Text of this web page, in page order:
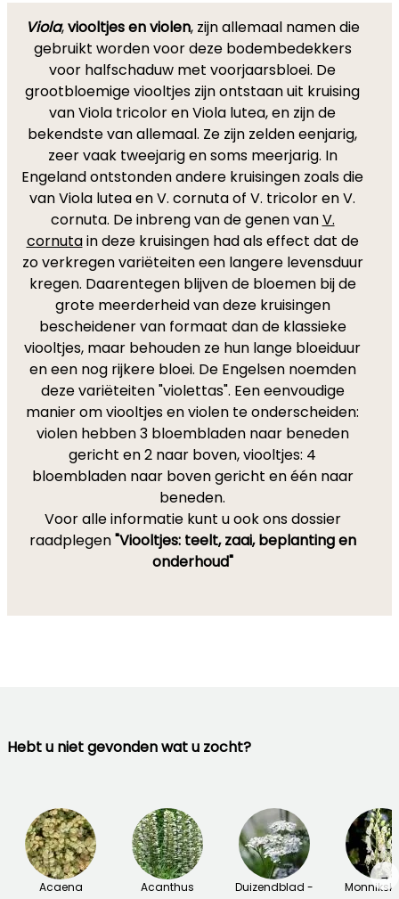
Viola,viooltjes en violen, zijn allemaal namen die
gebruikt worden voor deze bodembedekkers
voor halfschaduw met voorjaarsbloei. De
grootbloemige viooltjes zijn ontstaan uit kruising
van Viola tricolor en Viola lutea, en zijn de
bekendste van allemaal. Ze zijn zelden eenjarig,
zeer vaak tweejarig en soms meerjarig. In
Engeland ontstonden andere kruisingen zoals die
van Viola lutea en V. cornuta of V. tricolor en V.
cornuta. De inbreng van de genen vanV.
cornutain deze kruisingen had als effect dat de
zo verkregen variëteiten een langere levensduur
kregen. Daarentegen blijven de bloemen bij de
grote meerderheid van deze kruisingen
bescheidener van formaat dan de klassieke
viooltjes, maar behouden ze hun lange bloeiduur
en een nog rijkere bloei. De Engelsen noemden
deze variëteiten "violettas". Een eenvoudige
manier om viooltjes en violen te onderscheiden:
violen hebben 3 bloembladen naar beneden
gericht en 2 naar boven, viooltjes: 4
bloembladen naar boven gericht en één naar
beneden.
Voor alle informatie kunt u ook ons dossier
raadplegen"Viooltjes: teelt, zaai, beplanting en
onderhoud"
Hebt u niet gevonden wat u zocht?
Acaena Acanthus
Duizendblad -
→